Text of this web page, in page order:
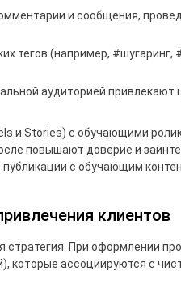
и сообщения,
тегов (например, #шугаринг,
аудиторией привлекают
и Stories) с обучающими
повышают доверие и
с обучающим
клиентов
стратегия. При оформлении
которые ассоциируются с